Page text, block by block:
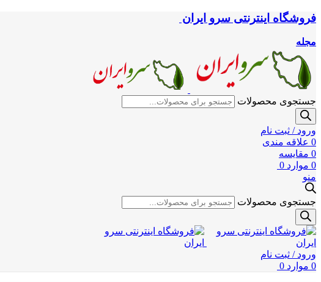
فروشگاه اینترنتی سرو ایران
مجله
جستجوی محصولات
ورود / ثبت نام
0 علاقه مندی
0 مقایسه
0 موارد 0
منو
جستجوی محصولات
ورود / ثبت نام
0 موارد 0